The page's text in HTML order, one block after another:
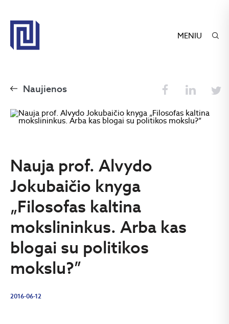
MENIU
Naujienos
Nauja prof. Alvydo
Jokubaičio knyga
„Filosofas kaltina
mokslininkus. Arba kas
blogai su politikos
mokslu?”
2016-06-12